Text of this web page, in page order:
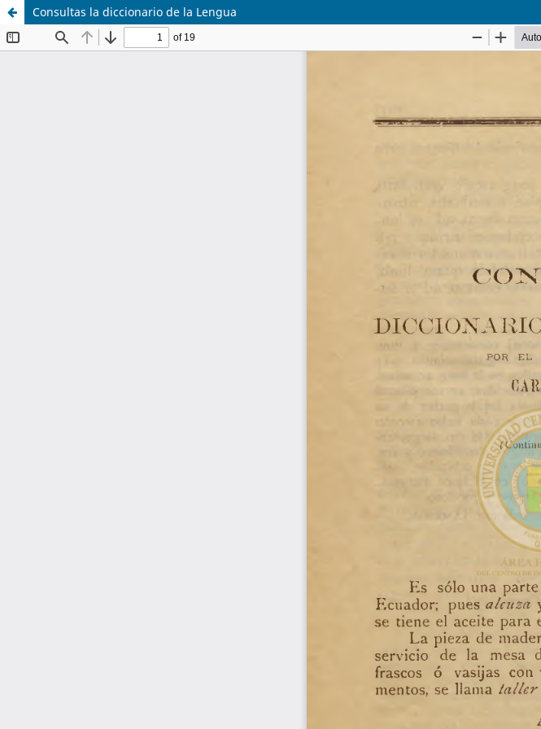
Consultas la diccionario de la Lengua